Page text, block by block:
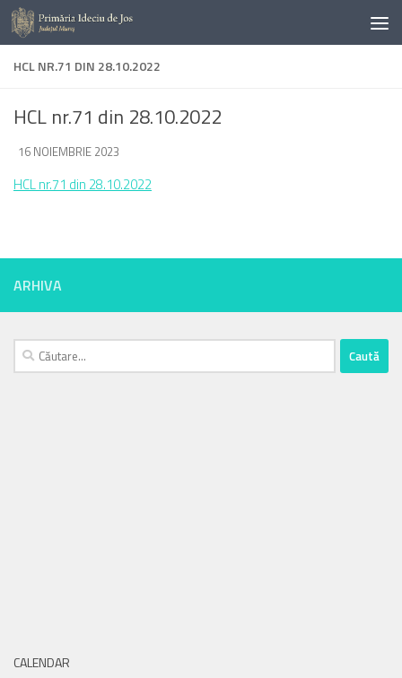
Skip to content
HCL NR.71 DIN 28.10.2022
HCL nr.71 din 28.10.2022
DE ·
16 NOIEMBRIE 2023
HCL nr.71 din 28.10.2022
ARHIVA
Caută
după:
CALENDAR